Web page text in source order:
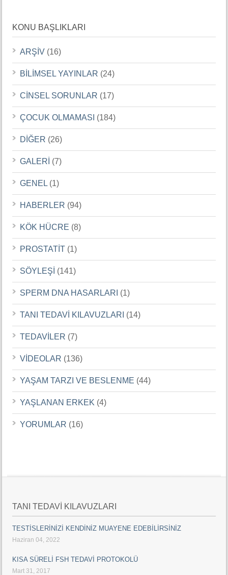
KONU BAŞLIKLARI
ARŞİV (16)
BİLİMSEL YAYINLAR (24)
CİNSEL SORUNLAR (17)
ÇOCUK OLMAMASI (184)
DİĞER (26)
GALERİ (7)
GENEL (1)
HABERLER (94)
KÖK HÜCRE (8)
PROSTATİT (1)
SÖYLEŞİ (141)
SPERM DNA HASARLARI (1)
TANI TEDAVİ KILAVUZLARI (14)
TEDAVİLER (7)
VİDEOLAR (136)
YAŞAM TARZI VE BESLENME (44)
YAŞLANAN ERKEK (4)
YORUMLAR (16)
TANI TEDAVİ KILAVUZLARI
TESTİSLERİNİZİ KENDİNİZ MUAYENE EDEBİLİRSİNİZ
Haziran 04, 2022
KISA SÜRELİ FSH TEDAVİ PROTOKOLÜ
Mart 31, 2017